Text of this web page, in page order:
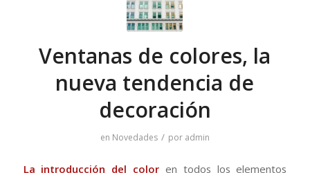
Ventanas de colores, la
nueva tendencia de
decoración
en Novedades / por admin
La introducción del color en todos los elementos